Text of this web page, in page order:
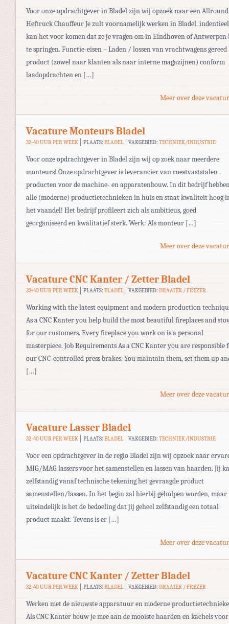
Voor onze opdrachtgever in Bladel zijn wij opzoek naar een Allround
Heftruck Chauffeur Je zult voornamelijk werken in Bladel, indentieel
kan het voor komen dat ze je vragen om in Eindhoven of Antwerpen
te springen. Functie-eisen – Laden / lossen van vrachtwagens gereed
product (zowel naar klanten als naar interne magazijnen) conform
laadopdrachten en […]
Meer over deze
Vacature Monteurs Bladel
32-40 UUR PER WEEK PLAATS: BLADEL VAKGEBIED:TECHNIEK/INDUSTRIE
Voor onze opdrachtgever in Bladel zijn wij op zoek naar meerdere
monteurs! Onze opdrachtgever is leverancier van roestvaststalen
producten voor de machine- en apparatenbouw. In dit bedrijf
alle (moderne) productietechnieken in huis en staat kwaliteit hoog
het vaandel! Het bedrijf profileert zich als ambitieus, goed
georganiseerd en kwalitatief sterk. Werk: Als monteur […]
Meer over deze
Vacature CNC Kanter / Zetter Bladel
32-40 UUR PER WEEK PLAATS: BLADEL VAKGEBIED:DRAAIER / FREZER
Working with the latest equipment and modern production
As a CNC Kanter you help build the most beautiful fireplaces and
for our customers. Every fireplace you work on is a personal
masterpiece. Job Requirements As a CNC Kanter you are responsible
our CNC-controlled press brakes. You maintain them, set them up
[…]
Meer over deze
Vacature Lasser Bladel
32-40 UUR PER WEEK PLAATS: BLADEL VAKGEBIED:TECHNIEK/INDUSTRIE
Voor een opdrachtgever in de regio Bladel zijn wij opzoek naar
MIG/MAG lassers voor het samenstellen en lassen van haarden. Jij
zelfstandig vanaf technische tekening het gevraagde product
samenstellen/lassen. In het begin zal hierbij geholpen worden, maar
uiteindelijk is het de bedoeling dat jij geheel zelfstandig een totaal
product maakt. Tevens is er […]
Meer over deze
Vacature CNC Kanter / Zetter Bladel
32-40 UUR PER WEEK PLAATS: BLADEL VAKGEBIED:DRAAIER / FREZER
Werken met de nieuwste apparatuur en moderne
Als CNC Kanter bouw je mee aan de mooiste haarden en kachels voor